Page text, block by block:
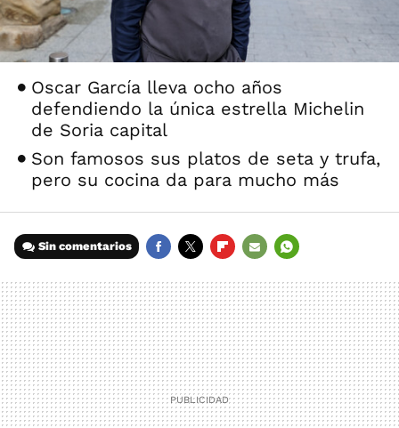
Oscar García lleva ocho años
defendiendo la única estrella Michelin
de Soria capital
Son famosos sus platos de seta y trufa,
pero su cocina da para mucho más
Sin comentarios
MAIL